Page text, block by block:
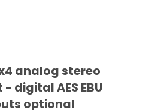
analog stereo
digital AES EBU
optional